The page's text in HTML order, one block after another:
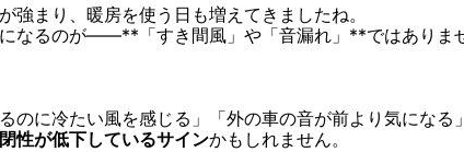
強まり、暖房を使う日も増えてきましたね。
なるのが――**「すき間風」や「音漏れ」**ではありま
のに冷たい風を感じる」「外の車の音が前より気になる」
性が低下しているサインかもしれません。